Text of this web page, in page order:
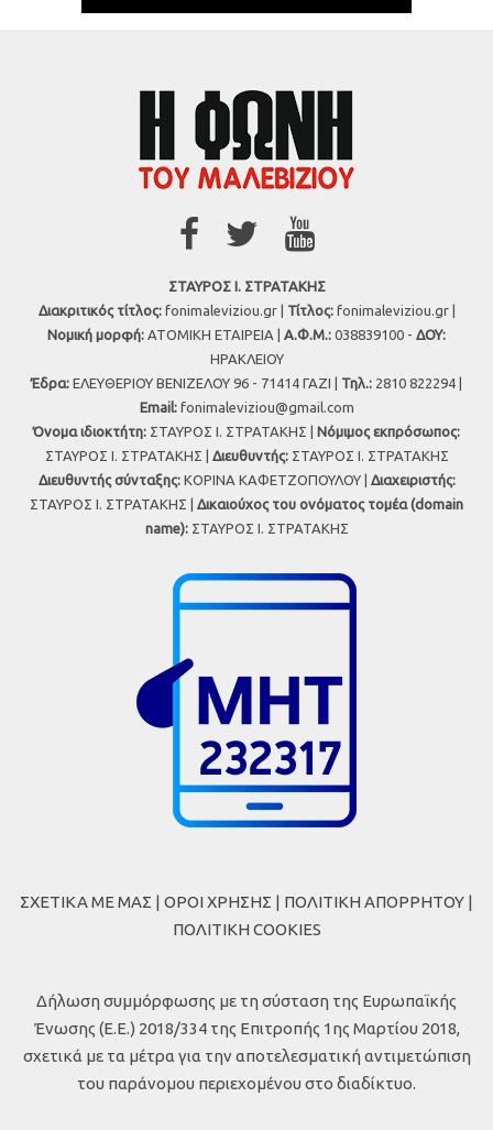
ΣΤΑΥΡΟΣ Ι. ΣΤΡΑΤΑΚΗΣ
Διακριτικός τίτλος:fonimaleviziou.gr | Τίτλος:fonimaleviziou.gr |
Νομική μορφή: ΑΤΟΜΙΚΗ ΕΤΑΙΡΕΙΑ | Α.Φ.Μ.: 038839100 - ΔΟΥ:
ΗΡΑΚΛΕΙΟΥ
Έδρα: ΕΛΕΥΘΕΡΙΟΥ ΒΕΝΙΖΕΛΟΥ 96 - 71414 ΓΑΖΙ | Τηλ.: 2810 822294 |
Εmail: fonimaleviziou@gmail.com
Όνομα ιδιοκτήτη: ΣΤΑΥΡΟΣ Ι. ΣΤΡΑΤΑΚΗΣ | Νόμιμος εκπρόσωπος:
ΣΤΑΥΡΟΣ Ι. ΣΤΡΑΤΑΚΗΣ | Διευθυντής:ΣΤΑΥΡΟΣ Ι. ΣΤΡΑΤΑΚΗΣ
Διευθυντής σύνταξης:ΚΟΡΙΝΑ ΚΑΦΕΤΖΟΠΟΥΛΟΥ | Διαχειριστής:
ΣΤΑΥΡΟΣ Ι. ΣΤΡΑΤΑΚΗΣ | Δικαιούχος του ονόματος τομέα (domain
name):ΣΤΑΥΡΟΣ Ι. ΣΤΡΑΤΑΚΗΣ
ΣΧΕΤΙΚΑ ΜΕ ΜΑΣ | ΟΡΟΙ ΧΡΗΣΗΣ | ΠΟΛΙΤΙΚΗ ΑΠΟΡΡΗΤΟΥ |
ΠΟΛΙΤΙΚΗ COOKIES
Δήλωση συμμόρφωσης με τη σύσταση της Ευρωπαϊκής
Ένωσης (Ε.Ε.) 2018/334 της Επιτροπής 1ης Μαρτίου 2018,
σχετικά με τα μέτρα για την αποτελεσματική αντιμετώπιση
του παράνομου περιεχομένου στο διαδίκτυο.